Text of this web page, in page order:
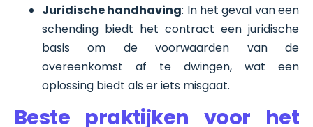
Juridische handhaving: In het geval van een
schending biedt het contract een juridische
basis om de voorwaarden van de
overeenkomst af te dwingen, wat een
oplossing biedt als er iets misgaat.
Beste praktijken voor het